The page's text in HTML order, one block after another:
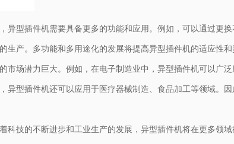
型插件机需要具备更多的功能和应用。例如，可以通过更
产。多功能和多用途化的发展将提高异型插件机的适应性和
场潜力巨大。例如，在电子制造业中，异型插件机可以广
型插件机还可以应用于医疗器械制造、食品加工等领域。
技的不断进步和工业生产的发展，异型插件机将在更多领